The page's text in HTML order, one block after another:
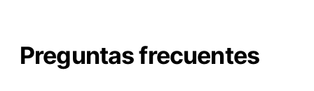
Preguntas frecuentes